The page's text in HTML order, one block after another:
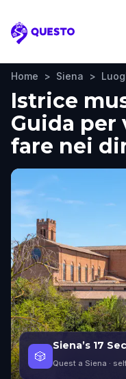
Questo
Home > Siena >
Istrice
Guida per
fare nei
🎲
Siena’s 17
Quest a Siena ·